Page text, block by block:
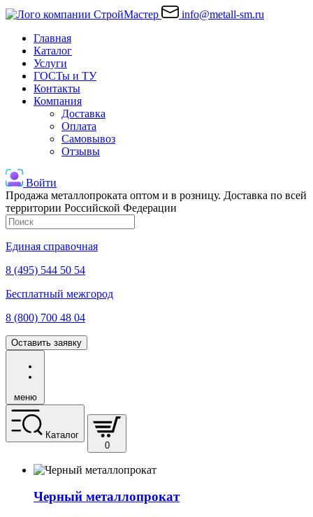
info@metall-sm.ru
Главная
Каталог
Услуги
ГОСТы и ТУ
Контакты
Компания
Доставка
Оплата
Самовывоз
Отзывы
Войти
Продажа металлопроката оптом и в розницу. Доставка по всей
территории Российской Федерации
Единая справочная
8 (495) 544 50 54
Бесплатный межгород
8 (800) 700 48 04
Оставить заявку
меню
Каталог
0
Черный металлопрокат